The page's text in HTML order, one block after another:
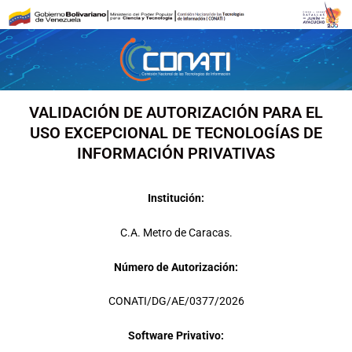
contenido
VALIDACIÓN DE AUTORIZACIÓN PARA EL
USO EXCEPCIONAL DE TECNOLOGÍAS DE
INFORMACIÓN PRIVATIVAS
Institución:
C.A. Metro de Caracas.
Número de Autorización:
CONATI/DG/AE/0377/2026
Software Privativo: